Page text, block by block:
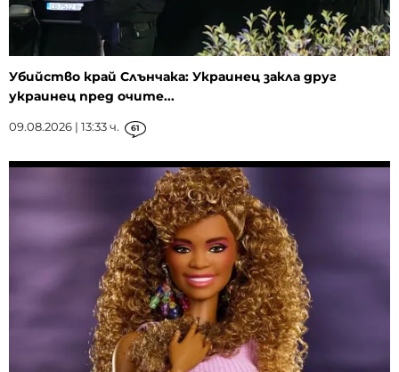
Убийство край Слънчака: Украинец закла друг
украинец пред очите...
09.08.2026 | 13:33 ч. 61